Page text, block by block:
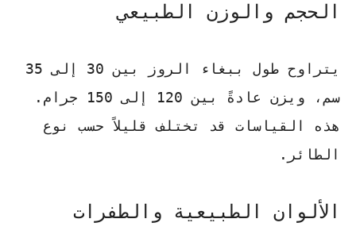
الحجم والوزن الطبيعي
يتراوح طول ببغاء الروز بين 30 إلى 35
سم، ويزن عادةً بين 120 إلى 150 جرام.
هذه القياسات قد تختلف قليلاً حسب نوع
الطائر.
الألوان الطبيعية والطفرات